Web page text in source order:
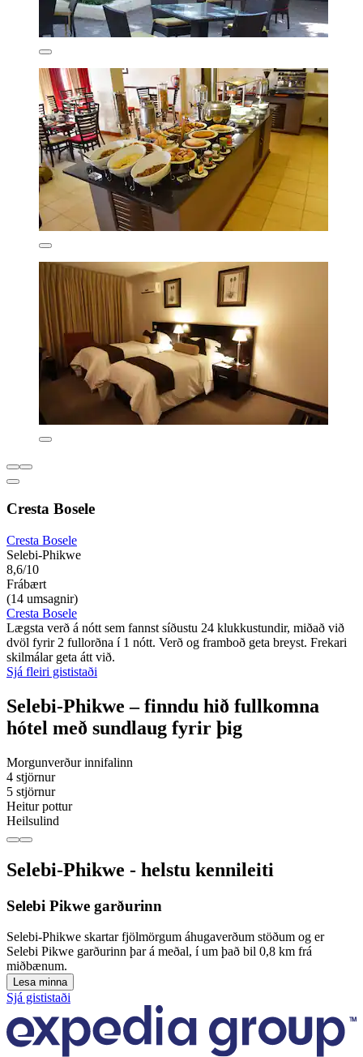
Cresta Bosele
Cresta Bosele
Selebi-Phikwe
8,6/10
Frábært
(14 umsagnir)
Cresta Bosele
Lægsta verð á nótt sem fannst síðustu 24 klukkustundir, miðað við
dvöl fyrir 2 fullorðna í 1 nótt. Verð og framboð geta breyst. Frekari
skilmálar geta átt við.
Sjá fleiri gististaði
Selebi-Phikwe – finndu hið fullkomna
hótel með sundlaug fyrir þig
Morgunverður innifalinn
4 stjörnur
5 stjörnur
Heitur pottur
Heilsulind
Selebi-Phikwe - helstu kennileiti
Selebi Pikwe garðurinn
Selebi-Phikwe skartar fjölmörgum áhugaverðum stöðum og er
Selebi Pikwe garðurinn þar á meðal, í um það bil 0,8 km frá
miðbænum.
Lesa minna
Sjá gististaði